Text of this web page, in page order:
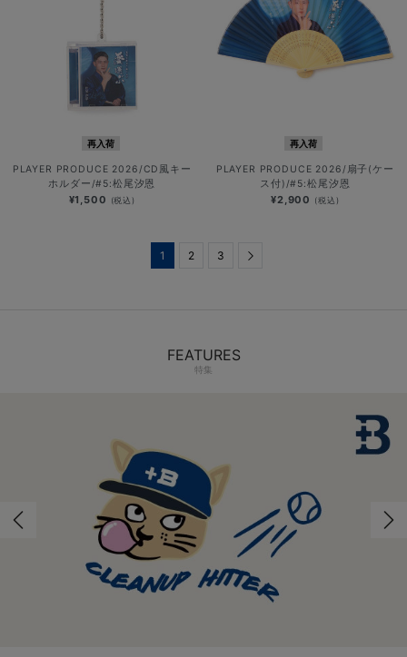
再入荷
PLAYER PRODUCE 2026/CD風キー
ホルダー/#5:松尾汐恩
¥1,500 (税込)
再入荷
PLAYER PRODUCE 2026/扇子(ケー
ス付)/#5:松尾汐恩
¥2,900 (税込)
1 2 3
FEATURES
特集